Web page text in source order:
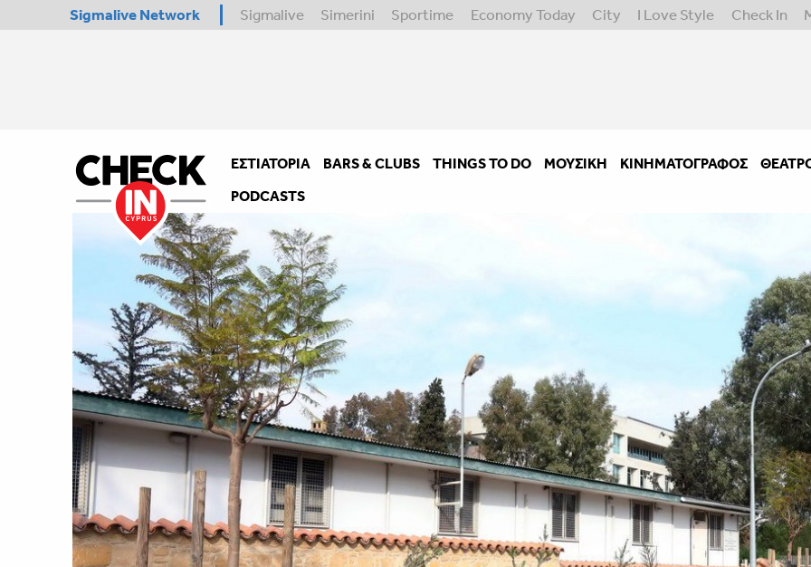
Sigmalive Network Sigmalive Simerini Sportime Economy Today City I Love Style Check In
ΕΣΤΙΑΤΌΡΙΑ BARS & CLUBS THINGS TO DO ΜΟΥΣΙΚΉ ΚΙΝΗΜΑΤΟΓΡΆΦΟΣ
PODCASTS